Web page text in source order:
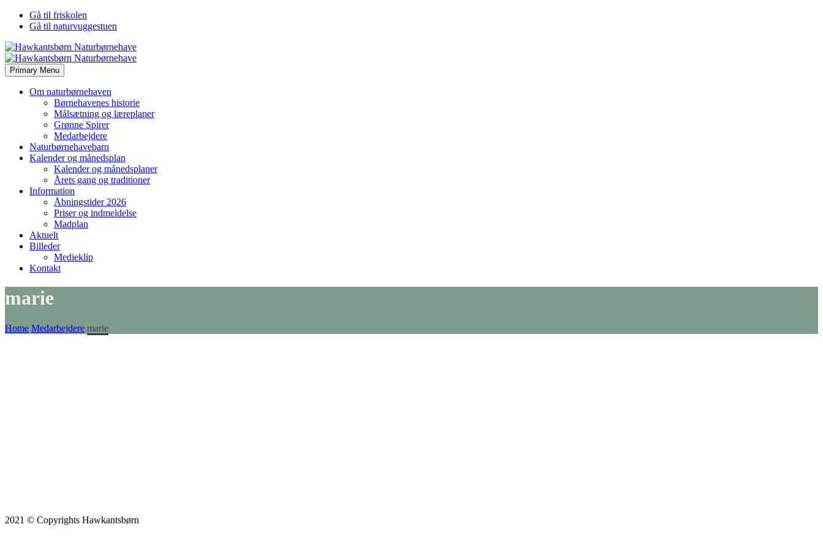
Gå til friskolen
Gå til naturvuggestuen
Primary Menu
Om naturbørnehaven
Børnehavenes historie
Målsætning og læreplaner
Grønne Spirer
Medarbejdere
Naturbørnehavebarn
Kalender og månedsplan
Kalender og månedsplaner
Årets gang og traditioner
Information
Åbningstider 2026
Priser og indmeldelse
Madplan
Aktuelt
Billeder
Medieklip
Kontakt
marie
Home Medarbejdere marie
2021 © Copyrights Hawkantsbørn